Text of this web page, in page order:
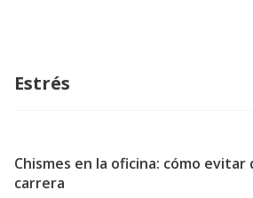
Estrés
Chismes en la oficina: cómo
carrera